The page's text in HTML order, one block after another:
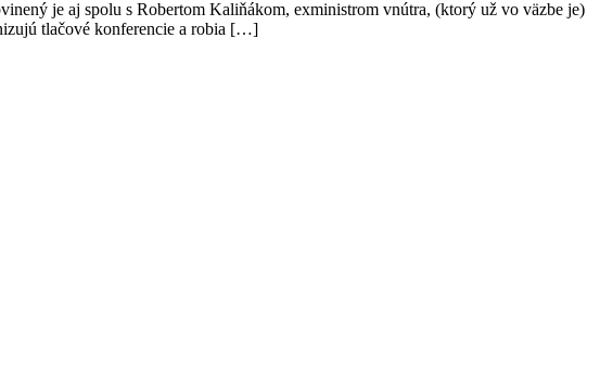
je aj spolu s Robertom Kaliňákom, exministrom vnútra, (ktorý už vo väzbe je)
tlačové konferencie a robia […]